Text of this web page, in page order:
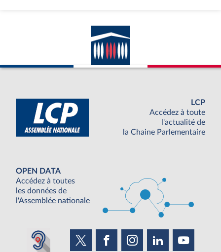
LCP
Accédez à toute
l'actualité de
la Chaine Parlementaire
OPEN DATA
Accédez à toutes
les données de
l'Assemblée nationale